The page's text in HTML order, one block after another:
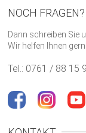
NOCH FRAGEN?
Dann schreiben Sie
Wir helfen Ihnen
Tel.: 0761 / 88 15